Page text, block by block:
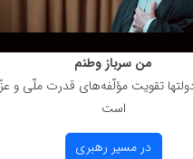
من سرباز وطنم
تقویت مؤلّفه‌های قدرت ملّی و
است
در مسیر رهبری